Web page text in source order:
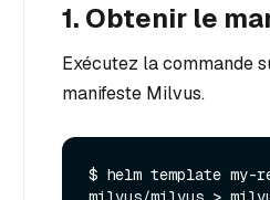
1. Obtenir le
Exécutez la commande
manifeste Milvus.
$ helm template my-